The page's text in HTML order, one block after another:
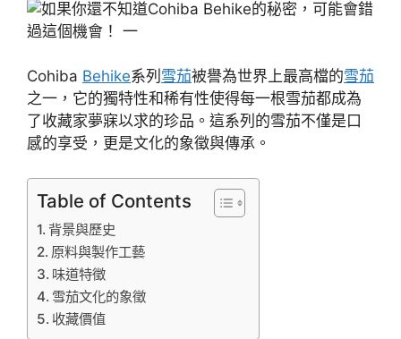
Cohiba Behike系列 雪茄被譽為世界上最高檔的雪茄
之一，它的獨特性和稀有性使得每一根雪茄都成為
了收藏家夢寐以求的珍品。這系列的雪茄不僅是口
感的享受，更是文化的象徵與傳承。
Table of Contents
背景與歷史
原料與製作工藝
味道特徵
雪茄文化的象徵
收藏價值